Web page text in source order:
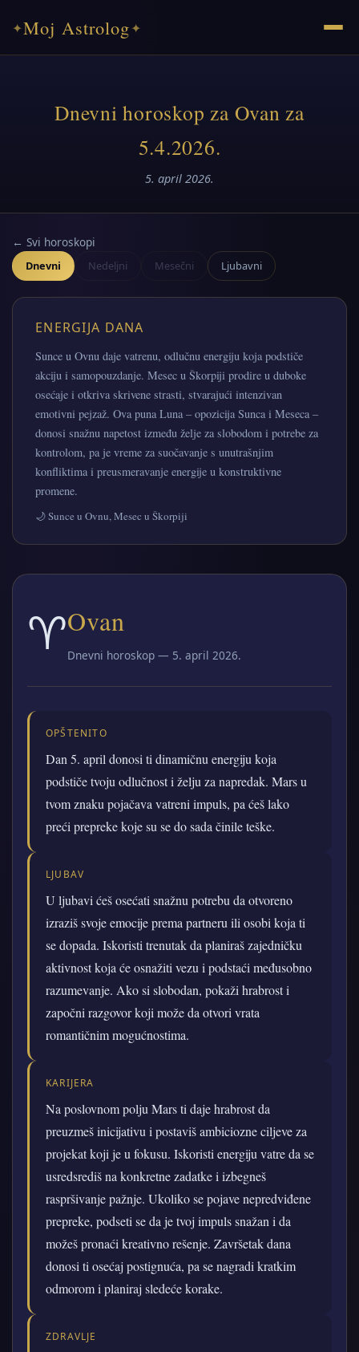
✦Moj Astrolog✦
Dnevni horoskop za Ovan za
5.4.2026.
5. april 2026.
← Svi horoskopi
Dnevni Nedeljni Mesečni Ljubavni
ENERGIJA DANA
Sunce u Ovnu daje vatrenu, odlučnu energiju koja podstiče
akciju i samopouzdanje. Mesec u Škorpiji prodire u duboke
osećaje i otkriva skrivene strasti, stvarajući intenzivan
emotivni pejzaž. Ova puna Luna – opozicija Sunca i Meseca –
donosi snažnu napetost između želje za slobodom i potrebe za
kontrolom, pa je vreme za suočavanje s unutrašnjim
konfliktima i preusmeravanje energije u konstruktivne
promene.
🌙 Sunce u Ovnu, Mesec u Škorpiji
♈Ovan
Dnevni horoskop — 5. april 2026.
OPŠTENITO
Dan 5. april donosi ti dinamičnu energiju koja
podstiče tvoju odlučnost i želju za napredak. Mars u
tvom znaku pojačava vatreni impuls, pa ćeš lako
preći prepreke koje su se do sada činile teške.
LJUBAV
U ljubavi ćeš osećati snažnu potrebu da otvoreno
izraziš svoje emocije prema partneru ili osobi koja ti
se dopada. Iskoristi trenutak da planiraš zajedničku
aktivnost koja će osnažiti vezu i podstaći međusobno
razumevanje. Ako si slobodan, pokaži hrabrost i
započni razgovor koji može da otvori vrata
romantičnim mogućnostima.
KARIJERA
Na poslovnom polju Mars ti daje hrabrost da
preuzmeš inicijativu i postaviš ambiciozne ciljeve za
projekat koji je u fokusu. Iskoristi energiju vatre da se
usredsrediš na konkretne zadatke i izbegneš
raspršivanje pažnje. Ukoliko se pojave nepredviđene
prepreke, podseti se da je tvoj impuls snažan i da
možeš pronaći kreativno rešenje. Završetak dana
donosi ti osećaj postignuća, pa se nagradi kratkim
odmorom i planiraj sledeće korake.
ZDRAVLJE